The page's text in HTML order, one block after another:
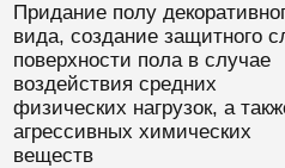
Придание полу
вида, создание защитного
поверхности пола в случае
воздействия средних
физических нагрузок, а
агрессивных химических
веществ